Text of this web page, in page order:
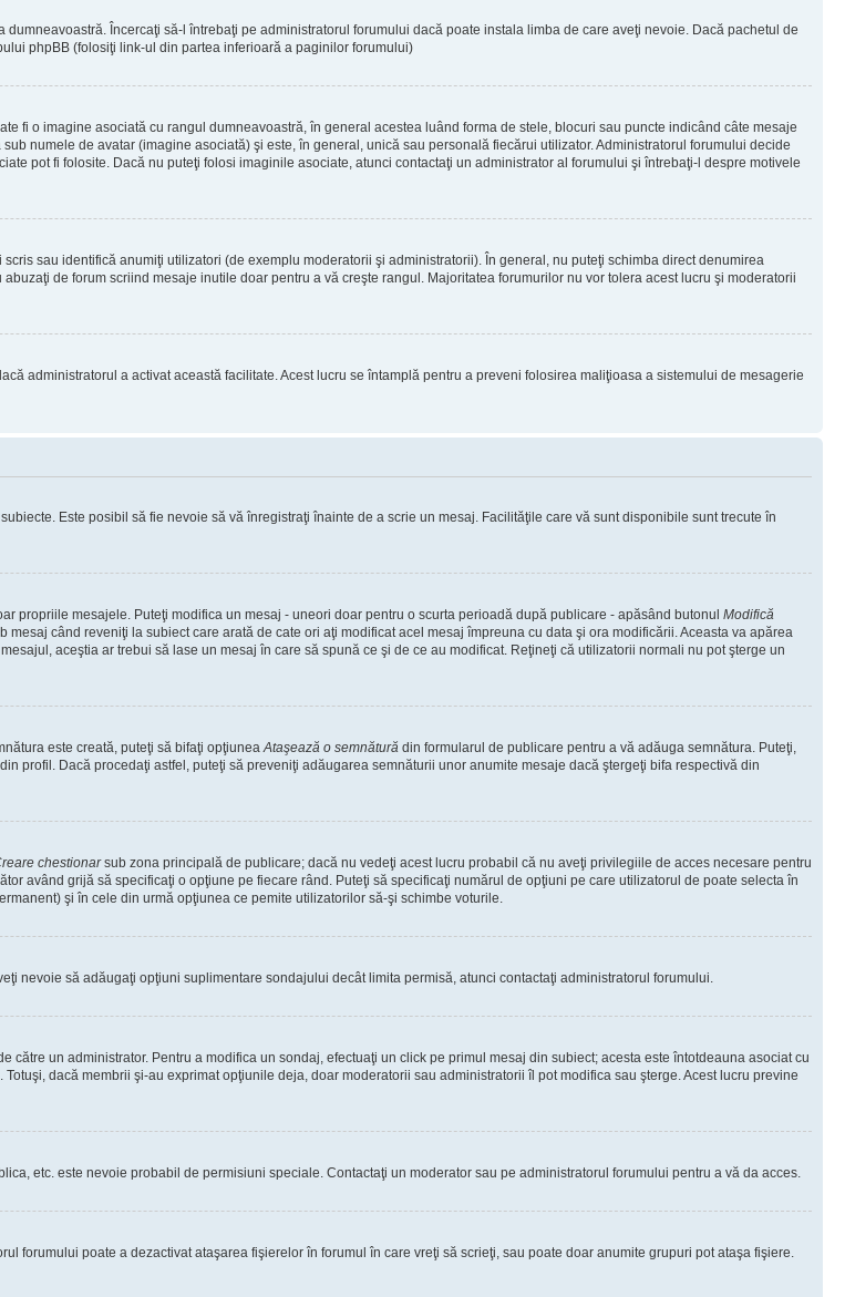
Încercaţi să-l întrebaţi pe administratorul forumului dacă poate instala limba de care aveţi nevoie. Dacă pachetul de
phpBB (folosiţi link-ul din partea inferioară a paginilor forumului)
fi o imagine asociată cu rangul dumneavoastră, în general acestea luând forma de stele, blocuri sau puncte indicând câte mesaje
numele de avatar (imagine asociată) şi este, în general, unică sau personală fiecărui utilizator. Administratorul forumului decide
pot fi folosite. Dacă nu puteţi folosi imaginile asociate, atunci contactaţi un administrator al forumului şi întrebaţi-l despre motivele
sau identifică anumiţi utilizatori (de exemplu moderatorii şi administratorii). În general, nu puteţi schimba direct denumirea
de forum scriind mesaje inutile doar pentru a vă creşte rangul. Majoritatea forumurilor nu vor tolera acest lucru şi moderatorii
administratorul a activat această facilitate. Acest lucru se întamplă pentru a preveni folosirea maliţioasa a sistemului de mesagerie
Este posibil să fie nevoie să vă înregistraţi înainte de a scrie un mesaj. Facilităţile care vă sunt disponibile sunt trecute în
propriile mesajele. Puteţi modifica un mesaj - uneori doar pentru o scurta perioadă după publicare - apăsând butonul Modifică
când reveniţi la subiect care arată de cate ori aţi modificat acel mesaj împreuna cu data şi ora modificării. Aceasta va apărea
aceştia ar trebui să lase un mesaj în care să spună ce şi de ce au modificat. Reţineţi că utilizatorii normali nu pot şterge un
este creată, puteţi să bifaţi opţiuneaAtaşează o semnătură din formularul de publicare pentru a vă adăuga semnătura. Puteţi,
profil. Dacă procedaţi astfel, puteţi să preveniţi adăugarea semnăturii unor anumite mesaje dacă ştergeţi bifa respectivă din
chestionarsub zona principală de publicare; dacă nu vedeţi acest lucru probabil că nu aveţi privilegiile de acces necesare pentru
având grijă să specificaţi o opţiune pe fiecare rând. Puteţi să specificaţi numărul de opţiuni pe care utilizatorul de poate selecta în
şi în cele din urmă opţiunea ce pemite utilizatorilor să-şi schimbe voturile.
nevoie să adăugaţi opţiuni suplimentare sondajului decât limita permisă, atunci contactaţi administratorul forumului.
un administrator. Pentru a modifica un sondaj, efectuaţi un click pe primul mesaj din subiect; acesta este întotdeauna asociat cu
dacă membrii şi-au exprimat opţiunile deja, doar moderatorii sau administratorii îl pot modifica sau şterge. Acest lucru previne
etc. este nevoie probabil de permisiuni speciale. Contactaţi un moderator sau pe administratorul forumului pentru a vă da acces.
forumului poate a dezactivat ataşarea fişierelor în forumul în care vreţi să scrieţi, sau poate doar anumite grupuri pot ataşa fişiere.